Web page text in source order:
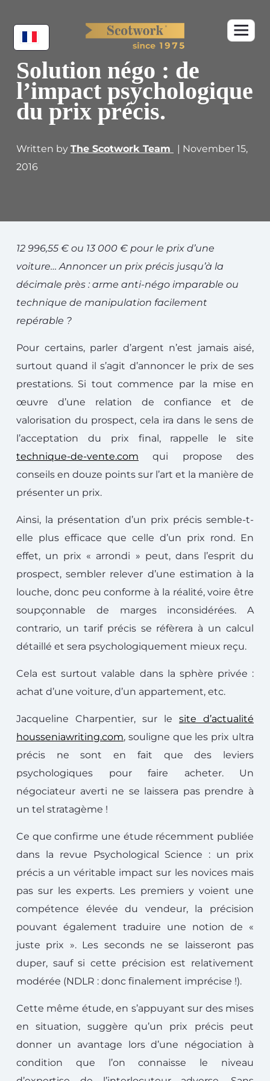
Solution négo : de
l’impact psychologique
du prix précis.
Written by The Scotwork Team
| November 15,
2016
12 996,55 € ou 13 000 € pour le prix d’une
voiture… Annoncer un prix précis jusqu’à la
décimale près : arme anti-négo imparable ou
technique de manipulation facilement
repérable ?
Pour certains, parler d’argent n’est jamais aisé,
surtout quand il s’agit d’annoncer le prix de ses
prestations. Si tout commence par la mise en
œuvre d’une relation de confiance et de
valorisation du prospect, cela ira dans le sens de
l’acceptation du prix final, rappelle le site
technique-de-vente.com qui propose des
conseils en douze points sur l’art et la manière de
présenter un prix.
Ainsi, la présentation d’un prix précis semble-t-
elle plus efficace que celle d’un prix rond. En
effet, un prix « arrondi » peut, dans l’esprit du
prospect, sembler relever d’une estimation à la
louche, donc peu conforme à la réalité, voire être
soupçonnable de marges inconsidérées. A
contrario, un tarif précis se réfèrera à un calcul
détaillé et sera psychologiquement mieux reçu.
Cela est surtout valable dans la sphère privée :
achat d’une voiture, d’un appartement, etc.
Jacqueline Charpentier, sur le
site d’actualité
housseniawriting.com, souligne que les prix ultra
précis ne sont en fait que des leviers
psychologiques pour faire acheter. Un
négociateur averti ne se laissera pas prendre à
un tel stratagème !
Ce que confirme une étude récemment publiée
dans la revue Psychological Science : un prix
précis a un véritable impact sur les novices mais
pas sur les experts. Les premiers y voient une
compétence élevée du vendeur, la précision
pouvant également traduire une notion de «
juste prix ». Les seconds ne se laisseront pas
duper, sauf si cette précision est relativement
modérée (NDLR : donc finalement imprécise !).
Cette même étude, en s’appuyant sur des mises
en situation, suggère qu’un prix précis peut
donner un avantage lors d’une négociation à
condition que l’on connaisse le niveau